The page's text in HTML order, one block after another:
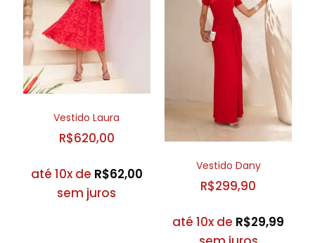
Vestido Laura
R$620,00
até 10x de R$62,00
sem juros
Vestido Dany
R$299,90
até 10x de R$29,99